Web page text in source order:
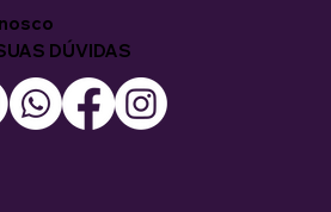
DÚVIDAS